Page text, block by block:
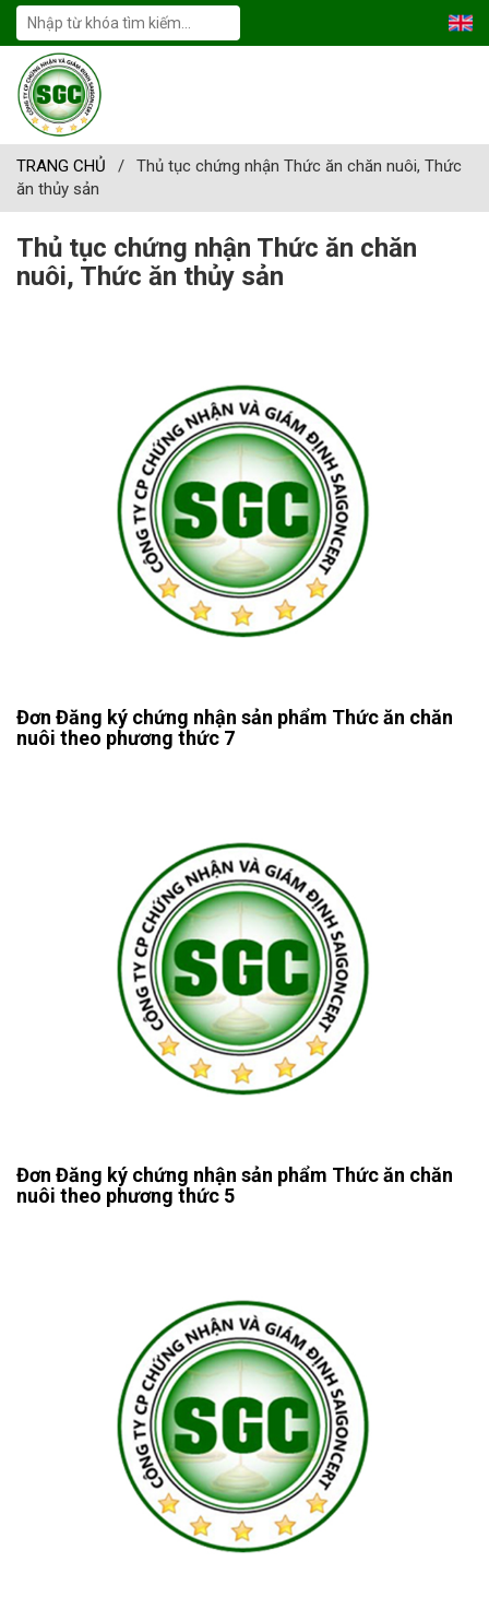
TRANG CHỦ /
Thủ tục chứng nhận Thức ăn chăn nuôi, Thức
ăn thủy sản
Thủ tục chứng nhận Thức ăn chăn
nuôi, Thức ăn thủy sản
Đơn Đăng ký chứng nhận sản phẩm Thức ăn chăn
nuôi theo phương thức 7
Đơn Đăng ký chứng nhận sản phẩm Thức ăn chăn
nuôi theo phương thức 5